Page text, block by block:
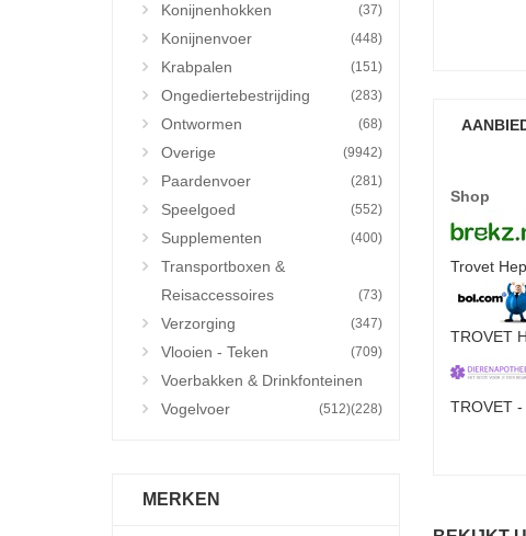
Konijnenhokken (37)
Konijnenvoer (448)
Krabpalen (151)
Ongediertebestrijding (283)
Ontwormen (68)
Overige (9942)
Paardenvoer (281)
Speelgoed (552)
Supplementen (400)
Transportboxen &
Reisaccessoires
(73)
Verzorging (347)
Vlooien - Teken (709)
Voerbakken & Drinkfonteinen
(228)
Vogelvoer (512)
MERKEN
Shop
Trovet
TROVET
TROVET